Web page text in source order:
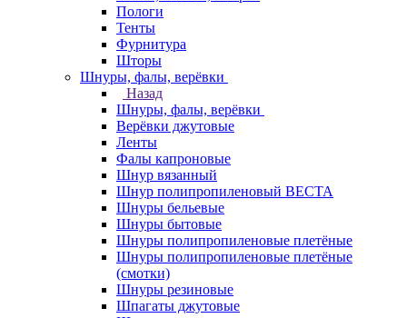
Пологи
Тенты
Фурнитура
Шторы
Шнуры, фалы, верёвки
Назад
Шнуры, фалы, верёвки
Верёвки джутовые
Ленты
Фалы капроновые
Шнур вязанный
Шнур полипропиленовый ВЕСТА
Шнуры бельевые
Шнуры бытовые
Шнуры полипропиленовые плетёные
Шнуры полипропиленовые плетёные
(смотки)
Шнуры резиновые
Шпагаты джутовые